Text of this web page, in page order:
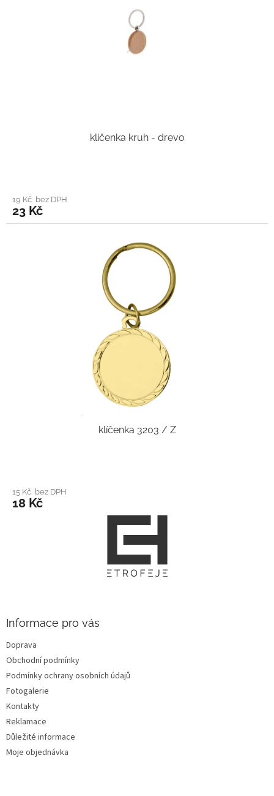
klíčenka kruh - drevo
19 Kč bez DPH
23 Kč
klíčenka 3203 / Z
15 Kč bez DPH
18 Kč
Informace pro vás
Doprava
Obchodní podmínky
Podmínky ochrany osobních údajů
Fotogalerie
Kontakty
Reklamace
Důležité informace
Moje objednávka